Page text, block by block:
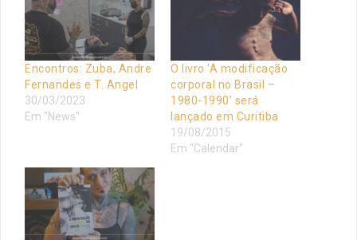
Encontros: Zuba, Andre
Fernandes e T. Angel
30/03/2023
Em "News"
O livro ‘A modificação
corporal no Brasil –
1980-1990’ será
lançado em Curitiba
19/08/2015
Em "Calendar"